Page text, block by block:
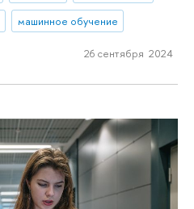
машинное обучение
26 сентября 2024